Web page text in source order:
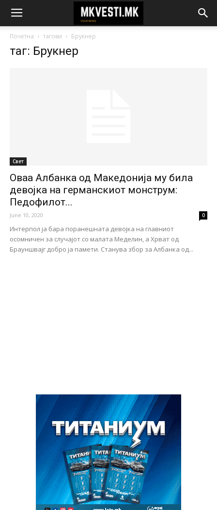
Почетна тагови Брукнер
таг: Брукнер
Свет
Оваа Албанка од Македонија му била
девојка на германскиот монструм:
Педофилот...
June 10, 2020 0
Интерпол ја бара поранешната девојка на главниот
осомничен за случајот со малата Меделин, а Хрват од
Брауншвајг добро ја памети. Станува збор за Албанка од...